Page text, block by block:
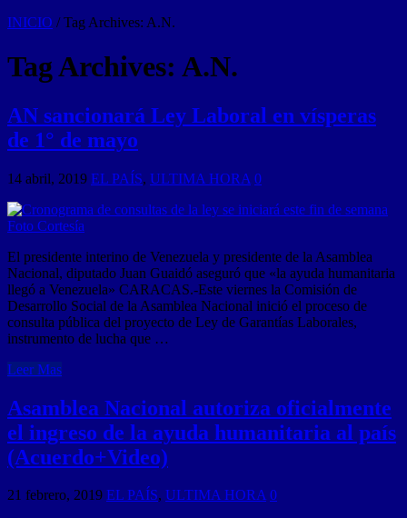
INICIO / Tag Archives: A.N.
Tag Archives: A.N.
AN sancionará Ley Laboral en vísperas
de 1° de mayo
14 abril, 2019 EL PAÍS, ULTIMA HORA 0
El presidente interino de Venezuela y presidente de la Asamblea
Nacional, diputado Juan Guaidó aseguró que «la ayuda humanitaria
llegó a Venezuela» CARACAS.-Este viernes la Comisión de
Desarrollo Social de la Asamblea Nacional inició el proceso de
consulta pública del proyecto de Ley de Garantías Laborales,
instrumento de lucha que …
Leer Mas
Asamblea Nacional autoriza oficialmente
el ingreso de la ayuda humanitaria al país
(Acuerdo+Video)
21 febrero, 2019 EL PAÍS, ULTIMA HORA 0